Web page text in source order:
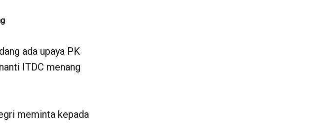
ada upaya PK
ITDC menang
meminta kepada